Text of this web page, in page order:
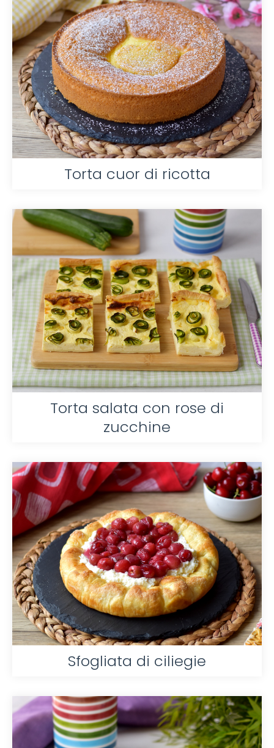
Torta cuor di ricotta
Torta salata con rose di
zucchine
Sfogliata di ciliegie